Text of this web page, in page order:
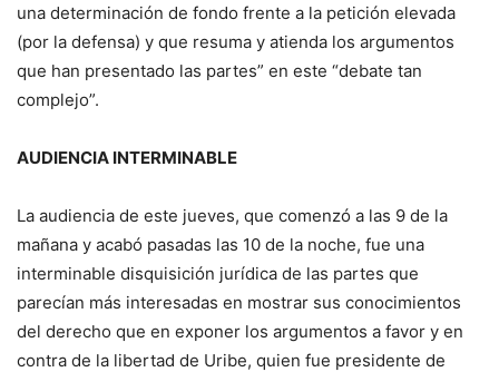
una determinación de fondo frente a la petición elevada
(por la defensa) y que resuma y atienda los argumentos
que han presentado las partes” en este “debate tan
complejo”.
AUDIENCIA INTERMINABLE
La audiencia de este jueves, que comenzó a las 9 de la
mañana y acabó pasadas las 10 de la noche, fue una
interminable disquisición jurídica de las partes que
parecían más interesadas en mostrar sus conocimientos
del derecho que en exponer los argumentos a favor y en
contra de la libertad de Uribe, quien fue presidente de